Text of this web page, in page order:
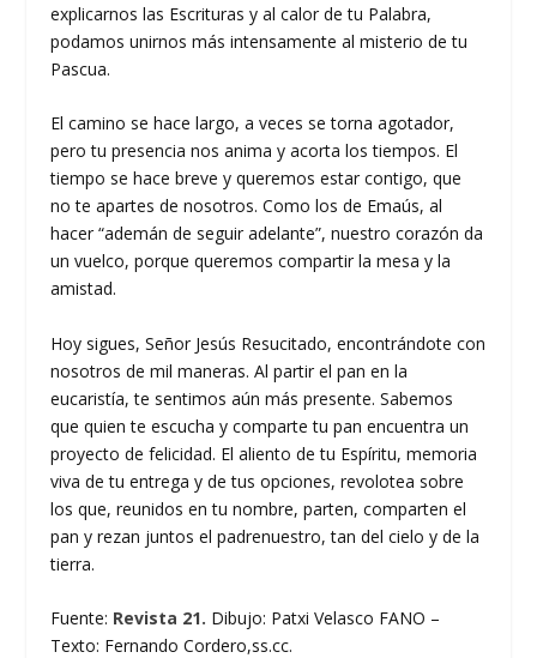
explicarnos las Escrituras y al calor de tu Palabra,
podamos unirnos más intensamente al misterio de tu
Pascua.
El camino se hace largo, a veces se torna agotador,
pero tu presencia nos anima y acorta los tiempos. El
tiempo se hace breve y queremos estar contigo, que
no te apartes de nosotros. Como los de Emaús, al
hacer “ademán de seguir adelante”, nuestro corazón da
un vuelco, porque queremos compartir la mesa y la
amistad.
Hoy sigues, Señor Jesús Resucitado, encontrándote con
nosotros de mil maneras. Al partir el pan en la
eucaristía, te sentimos aún más presente. Sabemos
que quien te escucha y comparte tu pan encuentra un
proyecto de felicidad. El aliento de tu Espíritu, memoria
viva de tu entrega y de tus opciones, revolotea sobre
los que, reunidos en tu nombre, parten, comparten el
pan y rezan juntos el padrenuestro, tan del cielo y de la
tierra.
Fuente: Revista 21. Dibujo: Patxi Velasco FANO –
Texto: Fernando Cordero,ss.cc.